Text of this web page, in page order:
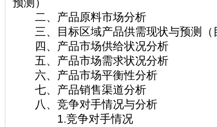
预测）
二、产品原料市场分析
三、目标区域产品供需现状与预测（
四、产品市场供给状况分析
五、产品市场需求状况分析
六、产品市场平衡性分析
七、产品销售渠道分析
八、竞争对手情况与分析
1.竞争对手情况